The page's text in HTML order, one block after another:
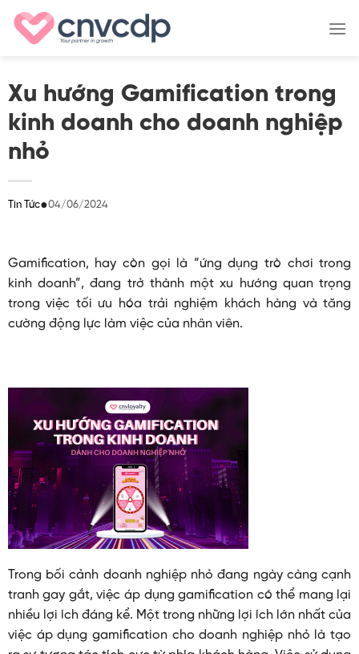
Skip
Xu hướng Gamification trong
kinh doanh cho doanh nghiệp
nhỏ
Tin Tức●04/06/2024
Gamification, hay còn gọi là “ứng dụng trò chơi trong
kinh doanh”, đang trở thành một xu hướng quan trọng
trong việc tối ưu hóa trải nghiệm khách hàng và tăng
cường động lực làm việc của nhân viên.
Trong bối cảnh doanh nghiệp nhỏ đang ngày càng cạnh
tranh gay gắt, việc áp dụng gamification có thể mang lại
nhiều lợi ích đáng kể. Một trong những lợi ích lớn nhất của
việc áp dụng gamification cho doanh nghiệp nhỏ là tạo